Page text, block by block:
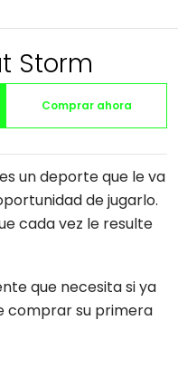
Storm
Comprar ahora
un deporte que le va
de jugarlo.
cada vez le resulte
que necesita si ya
comprar su primera